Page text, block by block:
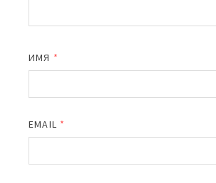
ИМЯ *
EMAIL *